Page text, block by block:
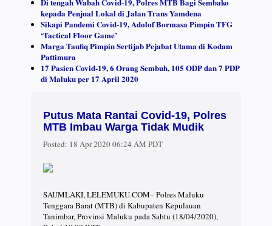
Di tengah Wabah Covid-19, Polres MTB Bagi Sembako
kepada Penjual Lokal di Jalan Trans Yamdena
Sikapi Pandemi Covid-19, Adolof Bormasa Pimpin TFG
‘Tactical Floor Game’
Marga Taufiq Pimpin Sertijab Pejabat Utama di Kodam
Pattimura
17 Pasien Covid-19, 6 Orang Sembuh, 105 ODP dan 7 PDP
di Maluku per 17 April 2020
Putus Mata Rantai Covid-19, Polres
MTB Imbau Warga Tidak Mudik
Posted: 18 Apr 2020 06:24 AM PDT
SAUMLAKI, LELEMUKU.COM– Polres Maluku
Tenggara Barat (MTB) di Kabupaten Kepulauan
Tanimbar, Provinsi Maluku pada Sabtu (18/04/2020),